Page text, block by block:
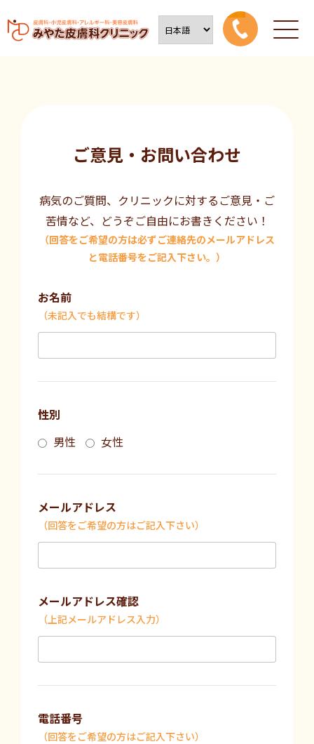
ご意見・お問い合わせ
病気のご質問、クリニックに対するご意見・ご
苦情など、どうぞご自由にお書きください！
（回答をご希望の方は必ずご連絡先のメールアドレス
と電話番号をご記入下さい。）
お名前
（未記入でも結構です）
性別
男性
女性
メールアドレス
（回答をご希望の方はご記入下さい）
メールアドレス確認
（上記メールアドレス入力）
電話番号
（回答をご希望の方はご記入下さい）